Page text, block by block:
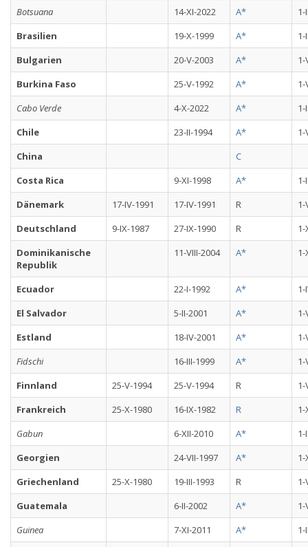
Botsuana 14-XI-2022 A*
1-
Brasilien
19-X-1999 A*
1-
Bulgarien
20-V-2003 A*
1-
Burkina Faso
25-V-1992 A*
1-
Cabo Verde
4-X-2022 A*
1-
Chile
23-II-1994 A*
1-
China
C
Costa Rica
9-XI-1998 A*
1-
Dänemark
17-IV-1991 17-IV-1991 R
1-
Deutschland
9-IX-1987 27-IX-1990 R
1-
Dominikanische
Republik
11-VIII-2004 A* 1-
Ecuador 22-I-1992 A*
1-
El Salvador
5-II-2001 A*
1-
Estland
18-IV-2001 A*
1-
Fidschi
16-III-1999 A*
1-
Finnland
25-V-1994 25-V-1994 R
1-
Frankreich
25-X-1980 16-IX-1982 R
1-
Gabun
6-XII-2010 A*
1-
Georgien
24-VII-1997 A*
1-
Griechenland
25-X-1980 19-III-1993 R
1-
Guatemala
6-II-2002 A*
1-
Guinea
7-XI-2011 A*
1-